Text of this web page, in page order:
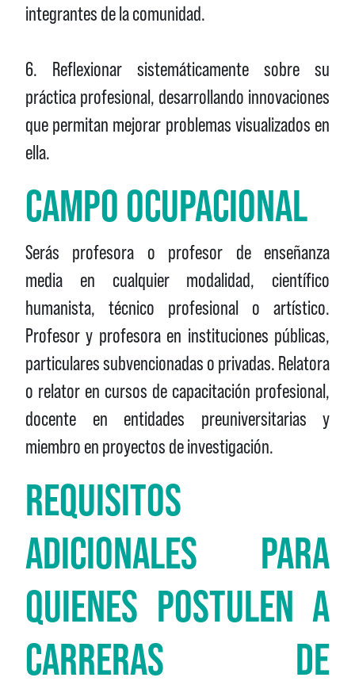
integrantes de la comunidad.
6. Reflexionar sistemáticamente sobre su
práctica profesional, desarrollando innovaciones
que permitan mejorar problemas visualizados en
ella.
CAMPO OCUPACIONAL
Serás profesora o profesor de enseñanza
media en cualquier modalidad, científico
humanista, técnico profesional o artístico.
Profesor y profesora en instituciones públicas,
particulares subvencionadas o privadas. Relatora
o relator en cursos de capacitación profesional,
docente en entidades preuniversitarias y
miembro en proyectos de investigación.
REQUISITOS
ADICIONALES PARA
QUIENES POSTULEN A
CARRERAS DE